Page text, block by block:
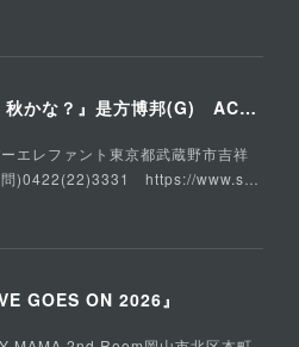
『是ちゃん＋ACEちゃん 秋かな？』是方博邦(G) ACE(Vo,G) 石川俊介(B) そうる透(Ds)
エレファント東京都武蔵野市吉祥
問)0422(22)3331 https://www.s…
GOES ON 2026』